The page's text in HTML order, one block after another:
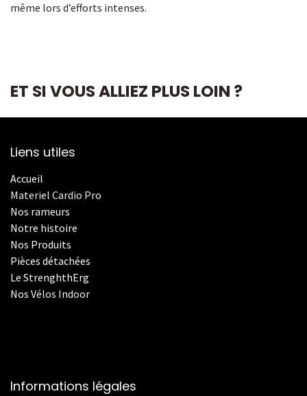
même lors d’efforts intenses.
ET SI VOUS ALLIEZ PLUS LOIN ?
Liens utiles
Accueil
Materiel Cardio Pro
Nos rameurs
Notre histoire
Nos Produits
Pièces détachées
Le StrenghthErg
Nos Vélos Indoor
Informations légales